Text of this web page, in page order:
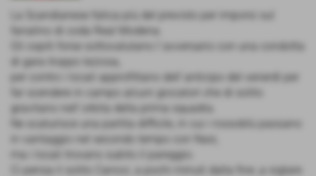
La Scandianese fatica più del previsto per imporsi sul
fanalino di coda Real Modena.
Gli ospiti forse sottovalutano l´avversario con una condotta
di gara troppo leziosa,
per contro i locali approfittano dell´anticipo del venerdì per
far scendere in campo alcuni giocatori che di solito
gravitano nell´orbita della prima squadra.
Ne scaturisce una partita difficile, in cui i rossoblù passano
in vantaggio nel secondo tempo con Nasi,
ma i locali trovano subito il pareggio.
Ci pensa il solito Canovi, a pochi minuti dalla fine ,a siglare